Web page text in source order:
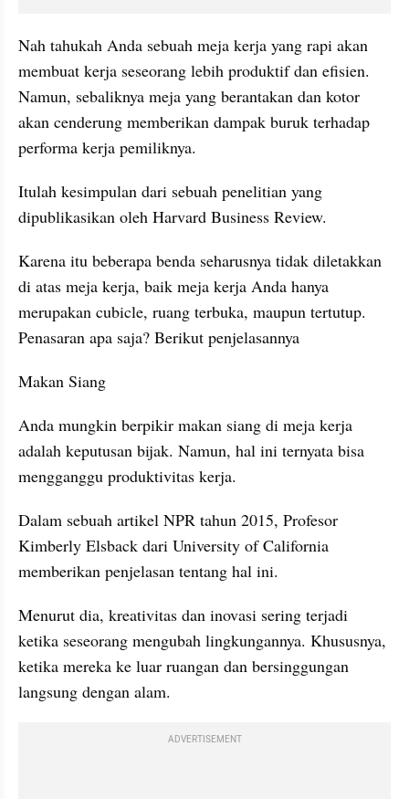
Nah tahukah Anda sebuah meja kerja yang rapi akan
membuat kerja seseorang lebih produktif dan efisien.
Namun, sebaliknya meja yang berantakan dan kotor
akan cenderung memberikan dampak buruk terhadap
performa kerja pemiliknya.
Itulah kesimpulan dari sebuah penelitian yang
dipublikasikan oleh Harvard Business Review.
Karena itu beberapa benda seharusnya tidak diletakkan
di atas meja kerja, baik meja kerja Anda hanya
merupakan cubicle, ruang terbuka, maupun tertutup.
Penasaran apa saja? Berikut penjelasannya
Makan Siang
Anda mungkin berpikir makan siang di meja kerja
adalah keputusan bijak. Namun, hal ini ternyata bisa
mengganggu produktivitas kerja.
Dalam sebuah artikel NPR tahun 2015, Profesor
Kimberly Elsback dari University of California
memberikan penjelasan tentang hal ini.
Menurut dia, kreativitas dan inovasi sering terjadi
ketika seseorang mengubah lingkungannya. Khususnya,
ketika mereka ke luar ruangan dan bersinggungan
langsung dengan alam.
ADVERTISEMENT